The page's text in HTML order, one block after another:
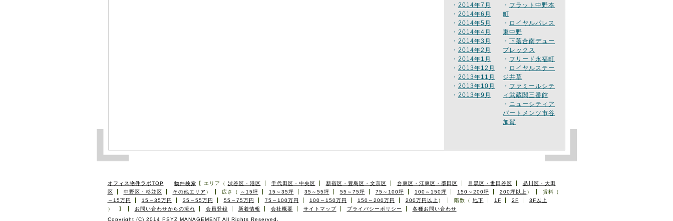
・ 2014年7月
・ 2014年6月
・ 2014年5月
・ 2014年4月
・ 2014年3月
・ 2014年2月
・ 2014年1月
・ 2013年12月
・ 2013年11月
・ 2013年10月
・ 2013年9月
・ フラット中野本
町
・ ロイヤルパレス
東中野
・ 下落合南デュー
プレックス
・ フリード永福町
・ ロイヤルステー
ジ井草
・ ファミールシテ
ィ武蔵関三番館
・ ニューシティア
パートメンツ市谷
加賀
オフィス物件ラボTOP 物件検索 【 エリア（ 渋谷区・港区 千代田区・中央区 新宿区・豊島区・文京区 台東区・江東区・墨田区 目黒区・世田谷区
品川区・大田
区
中野区・杉並区 その他エリア ） 広さ（ ～15坪 15～35坪 35～55坪 55～75坪 75～100坪 100～150坪 150～200坪 200坪以上 ）
賃料（
～15万円
15～35万円 35～55万円 55～75万円 75～100万円 100～150万円 150～200万円 200万円以上 ） 階数（ 地下 1F 2F
3F以上
） 】
お問い合わせからの流れ 会員登録 新着情報 会社概要 サイトマップ プライバシーポリシー
各種お問い合わせ
Copyright (C) 2014 PSYZ MANAGEMENT All Rights Reserved.